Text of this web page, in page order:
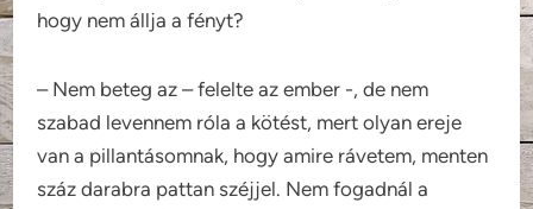
hogy nem állja a fényt?
– Nem beteg az – felelte az ember -, de nem
szabad levennem róla a kötést, mert olyan ereje
van a pillantásomnak, hogy amire rávetem, menten
száz darabra pattan széjjel. Nem fogadnál a